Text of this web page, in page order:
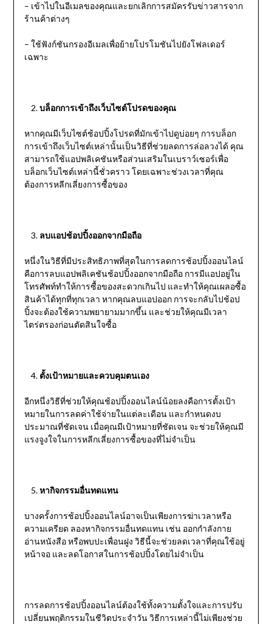
– เข้าไปในอีเมลของคุณและยกเลิกการสมัครรับข่าวสารจาก
ร้านค้าต่างๆ
– ใช้ฟังก์ชันกรองอีเมลเพื่อย้ายโปรโมชันไปยังโฟลเดอร์
เฉพาะ
บล็อกการเข้าถึงเว็บไซต์โปรดของคุณ
หากคุณมีเว็บไซต์ช้อปปิ้งโปรดที่มักเข้าไปดูบ่อยๆ การบล็อก
การเข้าถึงเว็บไซต์เหล่านั้นเป็นวิธีที่ช่วยลดการล่อลวงได้ คุณ
สามารถใช้แอปพลิเคชันหรือส่วนเสริมในเบราว์เซอร์เพื่อ
บล็อกเว็บไซต์เหล่านี้ชั่วคราว โดยเฉพาะช่วงเวลาที่คุณ
ต้องการหลีกเลี่ยงการซื้อของ
ลบแอปช้อปปิ้งออกจากมือถือ
หนึ่งในวิธีที่มีประสิทธิภาพที่สุดในการลดการช้อปปิ้งออนไลน์
คือการลบแอปพลิเคชันช้อปปิ้งออกจากมือถือ การมีแอปอยู่ใน
โทรศัพท์ทำให้การซื้อของสะดวกเกินไป และทำให้คุณเผลอซื้อ
สินค้าได้ทุกที่ทุกเวลา หากคุณลบแอปออก การจะกลับไปช้อป
ปิ้งจะต้องใช้ความพยายามมากขึ้น และช่วยให้คุณมีเวลา
ไตร่ตรองก่อนตัดสินใจซื้อ
ตั้งเป้าหมายและควบคุมตนเอง
อีกหนึ่งวิธีที่ช่วยให้คุณช้อปปิ้งออนไลน์น้อยลงคือการตั้งเป้า
หมายในการลดค่าใช้จ่ายในแต่ละเดือน และกำหนดงบ
ประมาณที่ชัดเจน เมื่อคุณมีเป้าหมายที่ชัดเจน จะช่วยให้คุณมี
แรงจูงใจในการหลีกเลี่ยงการซื้อของที่ไม่จำเป็น
หากิจกรรมอื่นทดแทน
บางครั้งการช้อปปิ้งออนไลน์อาจเป็นเพียงการฆ่าเวลาหรือ
ความเครียด ลองหากิจกรรมอื่นทดแทน เช่น ออกกำลังกาย
อ่านหนังสือ หรือพบปะเพื่อนฝูง วิธีนี้จะช่วยลดเวลาที่คุณใช้อยู่
หน้าจอ และลดโอกาสในการช้อปปิ้งโดยไม่จำเป็น
การลดการช้อปปิ้งออนไลน์ต้องใช้ทั้งความตั้งใจและการปรับ
เปลี่ยนพฤติกรรมในชีวิตประจำวัน วิธีการเหล่านี้ไม่เพียงช่วย